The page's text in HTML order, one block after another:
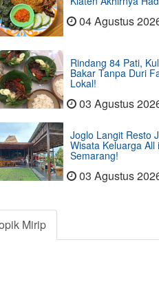
04 Agustus
Rindang 84 Pati,
Bakar Tanpa Duri
Lokal!
03 Agustus
Joglo Langit Resto
Wisata Keluarga All
Semarang!
03 Agustus
Mirip